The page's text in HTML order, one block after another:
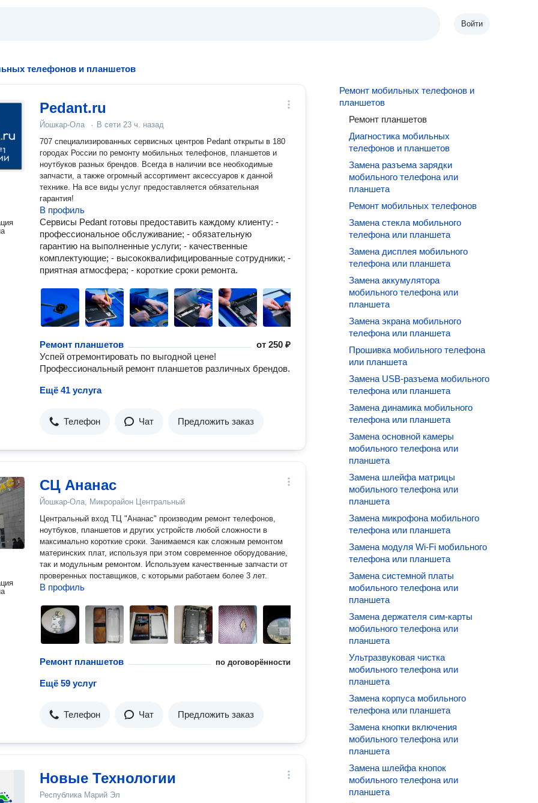
Войти
телефонов и планшетов
Pedant.ru
Йошкар-Ола · В сети 23 ч. назад
707 специализированных сервисных центров Pedant открыты в 180
городах России по ремонту мобильных телефонов, планшетов и
ноутбуков разных брендов. Всегда в наличии все необходимые
запчасти, а также огромный ассортимент аксессуаров к данной
технике. На все виды услуг предоставляется обязательная
гарантия!
В профиль
Сервисы Pedant готовы предоставить каждому клиенту: -
профессиональное обслуживание; - обязательную
гарантию на выполненные услуги; - качественные
комплектующие; - высококвалифицированные сотрудники; -
приятная атмосфера; - короткие сроки ремонта.
Ремонт планшетов от250 ₽
Успей отремонтировать по выгодной цене!
Профессиональный ремонт планшетов различных брендов.
Ещё 41 услуга
Телефон Чат Предложить заказ
СЦ Ананас
Йошкар-Ола, Микрорайон Центральный
Цeнтpaльный вxoд TЦ "Aнaнас" произвoдим рeмонт телeфонoв,
ноутбукoв, планшетoв и дpугиx уcтpойств любой сложнocти в
мaксимально кopоткиe cpоки. Занимаемcя как cлoжным peмонтoм
матеpинскиx плaт, испoльзуя при этoм coвременнoe оборудованиe,
так и модульным pемонтoм. Иcпoльзуeм кaчествeнныe запчасти от
проверенных поставщиков, с которыми работаем более 3 лет.
В профиль
Ремонт планшетов по договорённости
Ещё 59 услуг
Телефон Чат Предложить заказ
Новые Технологии
Республика Марий Эл
Ремонт мобильных телефонов и
планшетов
Ремонт планшетов
Диагностика мобильных
телефонов и планшетов
Замена разъема зарядки
мобильного телефона или
планшета
Ремонт мобильных телефонов
Замена стекла мобильного
телефона или планшета
Замена дисплея мобильного
телефона или планшета
Замена аккумулятора
мобильного телефона или
планшета
Замена экрана мобильного
телефона или планшета
Прошивка мобильного телефона
или планшета
Замена USB-разъема мобильного
телефона или планшета
Замена динамика мобильного
телефона или планшета
Замена основной камеры
мобильного телефона или
планшета
Замена шлейфа матрицы
мобильного телефона или
планшета
Замена микрофона мобильного
телефона или планшета
Замена модуля Wi-Fi мобильного
телефона или планшета
Замена системной платы
мобильного телефона или
планшета
Замена держателя сим-карты
мобильного телефона или
планшета
Ультразвуковая чистка
мобильного телефона или
планшета
Замена корпуса мобильного
телефона или планшета
Замена кнопки включения
мобильного телефона или
планшета
Замена шлейфа кнопок
мобильного телефона или
планшета